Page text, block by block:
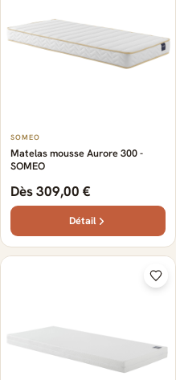
SOMEO
Matelas mousse Aurore 300 -
SOMEO
Dès 309,00 €
Détail